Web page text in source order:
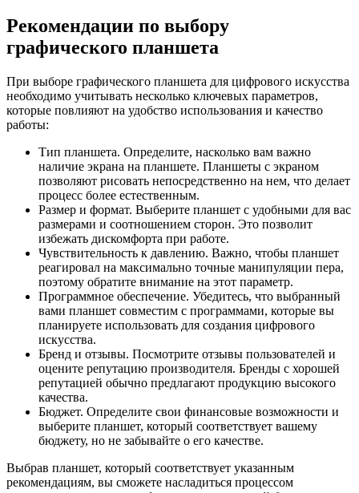
Рекомендации по выбору
графического планшета
При выборе графического планшета для цифрового искусства
необходимо учитывать несколько ключевых параметров,
которые повлияют на удобство использования и качество
работы:
Тип планшета. Определите, насколько вам важно
наличие экрана на планшете. Планшеты с экраном
позволяют рисовать непосредственно на нем, что делает
процесс более естественным.
Размер и формат. Выберите планшет с удобными для вас
размерами и соотношением сторон. Это позволит
избежать дискомфорта при работе.
Чувствительность к давлению. Важно, чтобы планшет
реагировал на максимально точные манипуляции пера,
поэтому обратите внимание на этот параметр.
Программное обеспечение. Убедитесь, что выбранный
вами планшет совместим с программами, которые вы
планируете использовать для создания цифрового
искусства.
Бренд и отзывы. Посмотрите отзывы пользователей и
оцените репутацию производителя. Бренды с хорошей
репутацией обычно предлагают продукцию высокого
качества.
Бюджет. Определите свои финансовые возможности и
выберите планшет, который соответствует вашему
бюджету, но не забывайте о его качестве.
Выбрав планшет, который соответствует указанным
рекомендациям, вы сможете насладиться процессом